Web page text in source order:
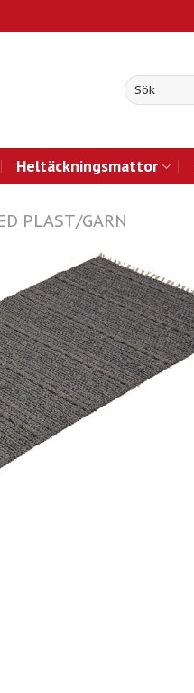
Heltäckningsmattor
PLAST/GARN